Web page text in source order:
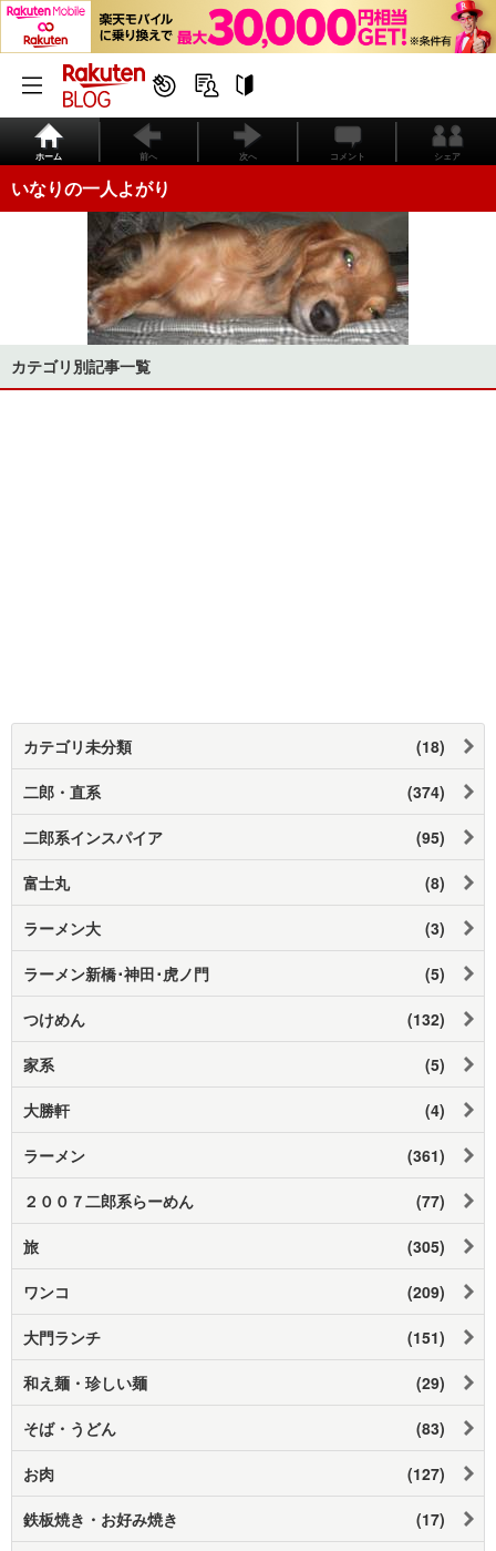
ホーム 前へ 次へ コメント シェア
いなりの一人よがり
カテゴリ別記事一覧
カテゴリ未分類 (18)
二郎・直系 (374)
二郎系インスパイア (95)
富士丸 (8)
ラーメン大 (3)
ラーメン新橋･神田･虎ノ門 (5)
つけめん (132)
家系 (5)
大勝軒 (4)
ラーメン (361)
２００７二郎系らーめん (77)
旅 (305)
ワンコ (209)
大門ランチ (151)
和え麺・珍しい麺 (29)
そば・うどん (83)
お肉 (127)
鉄板焼き・お好み焼き (17)